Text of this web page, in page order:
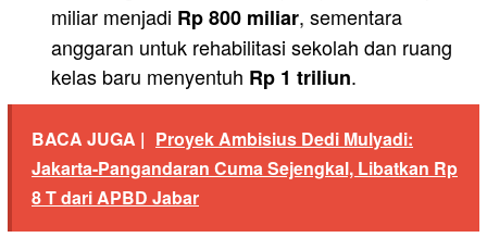
miliar menjadi Rp 800 miliar, sementara
anggaran untuk rehabilitasi sekolah dan ruang
kelas baru menyentuh Rp 1 triliun.
BACA JUGA | Proyek Ambisius Dedi Mulyadi:
Jakarta-Pangandaran Cuma Sejengkal, Libatkan Rp
8 T dari APBD Jabar